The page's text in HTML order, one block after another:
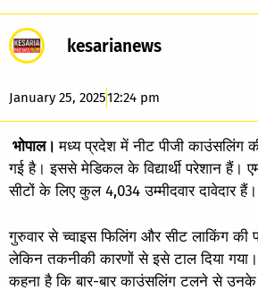
kesarianews
January 25, 202512:24 pm
भोपाल।मध्य प्रदेश में नीट पीजी काउंसलिंग
गई है। इससे मेडिकल के विद्यार्थी परेशान हैं।
सीटों के लिए कुल 4,034 उम्मीदवार दावेदार हैं।
गुरुवार से च्वाइस फिलिंग और सीट लाकिंग की
लेकिन तकनीकी कारणों से इसे टाल दिया गया।
कहना है कि बार-बार काउंसलिंग टलने से